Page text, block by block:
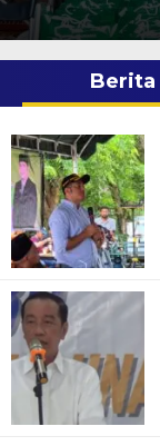
Berita